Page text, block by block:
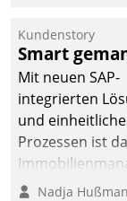
Kundenstory
Smart
Mit neuen SAP-
integrierten
und
Prozessen ist
der Bayerischen
Nadja